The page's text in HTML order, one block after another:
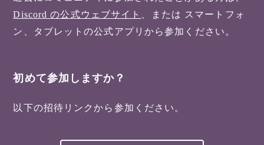
Discord の公式ウェブサイト
、または スマートフォ
ン、タブレットの公式アプリから参加ください。
初めて参加しますか？
以下の招待リンクから参加ください。